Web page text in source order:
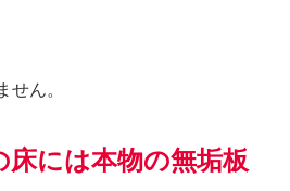
せん。
には本物の無垢板